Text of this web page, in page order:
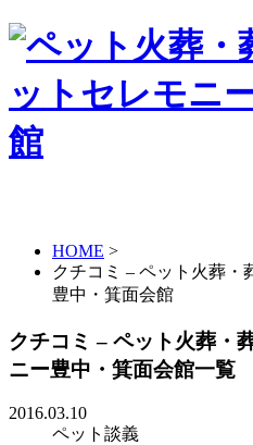
HOME >
クチコミ – ペット火葬・
豊中・箕面会館
クチコミ – ペット火葬・
ニー豊中・箕面会館一覧
2016.03.10
ペット談義